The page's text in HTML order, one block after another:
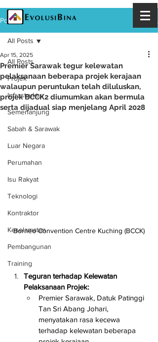
Post
All Posts
Projek
Infrastruktur
Semenanjung
Sabah & Sarawak
Luar Negara
Perumahan
Isu Rakyat
Teknologi
Kontraktor
Keselamatan
Pembangunan
Training
All Posts
Premier Sarawak tegur kelewatan
pelaksanaan beberapa projek kerajaan
walaupun peruntukan telah diluluskan,
projek BCCK2 diumumkan akan bermula
serta dijadual siap menjelang April 2028
Apr 15, 2025
Borneo Convention Centre Kuching (BCCK)
Teguran terhadap Kelewatan
Pelaksanaan Projek:
Premier Sarawak, Datuk Patinggi
Tan Sri Abang Johari,
menyatakan rasa kecewa
terhadap kelewatan beberapa